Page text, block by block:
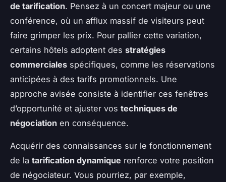
de tarification. Pensez à un concert majeur ou une
conférence, où un afflux massif de visiteurs peut
faire grimper les prix. Pour pallier cette variation,
certains hôtels adoptent des stratégies
commerciales spécifiques, comme les réservations
anticipées à des tarifs promotionnels. Une
approche avisée consiste à identifier ces fenêtres
d’opportunité et ajuster vos techniques de
négociation en conséquence.
Acquérir des connaissances sur le fonctionnement
de la tarification dynamique renforce votre position
de négociateur. Vous pourriez, par exemple,